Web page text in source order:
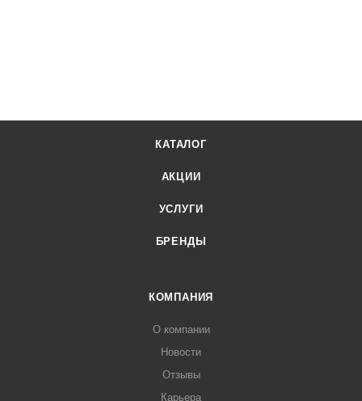
КАТАЛОГ
АКЦИИ
УСЛУГИ
БРЕНДЫ
КОМПАНИЯ
О компании
Новости
Отзывы
Карьера